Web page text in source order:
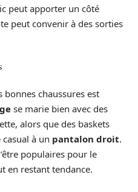
peut apporter un côté
peut convenir à des sorties
chaussures est
se marie bien avec des
alors que des baskets
à un pantalon droit.
populaires pour le
en restant tendance.